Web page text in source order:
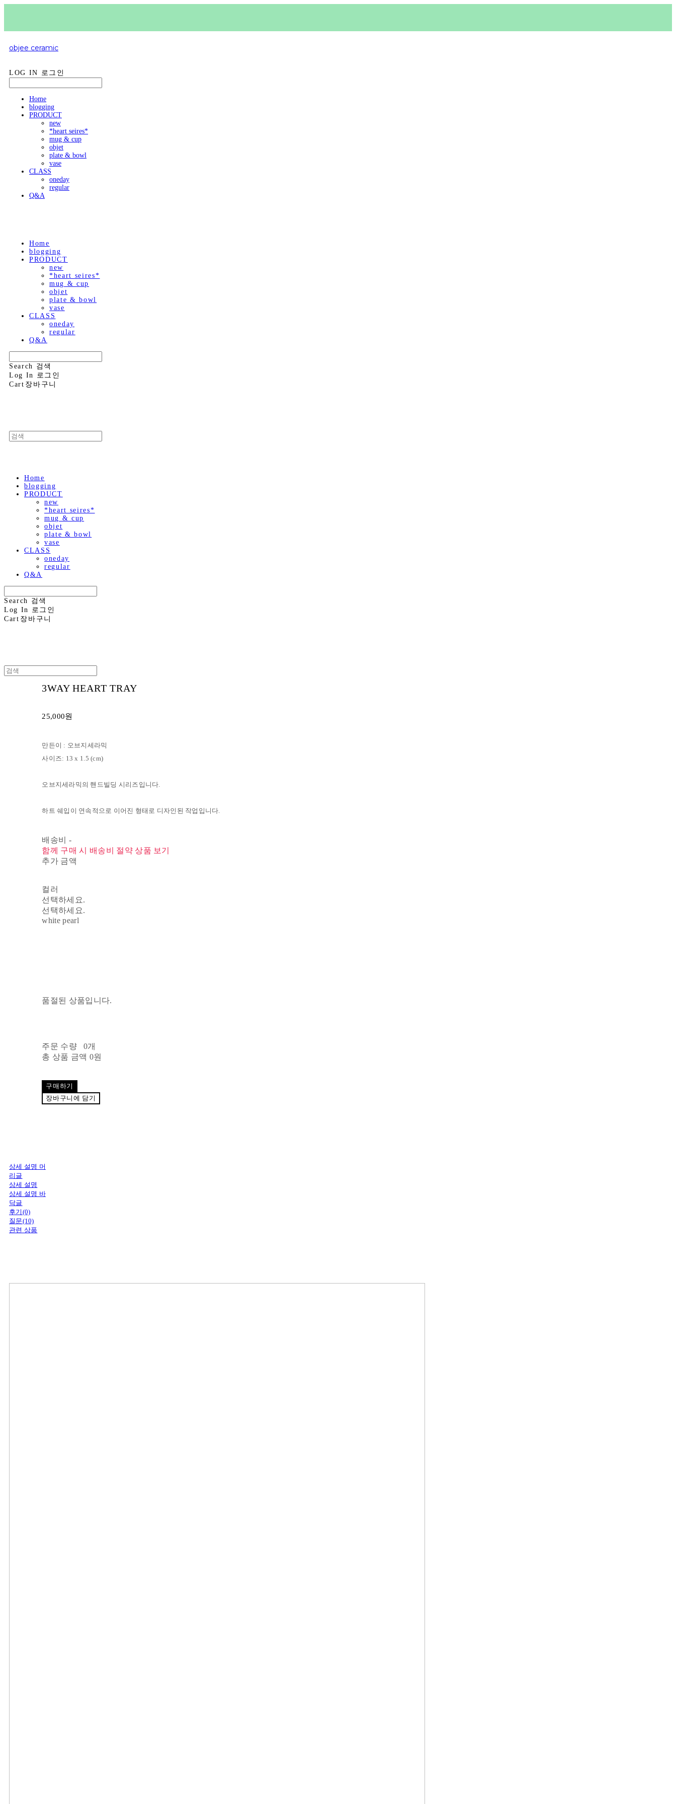
objee ceramic
LOG IN 로그인
Home
blogging
PRODUCT
new
*heart seires*
mug & cup
objet
plate & bowl
vase
CLASS
oneday
regular
Q&A
Home
blogging
PRODUCT
new
*heart seires*
mug & cup
objet
plate & bowl
vase
CLASS
oneday
regular
Q&A
Search 검색
Log In 로그인
Cart 장바구니
Home
blogging
PRODUCT
new
*heart seires*
mug & cup
objet
plate & bowl
vase
CLASS
oneday
regular
Q&A
Search 검색
Log In 로그인
Cart 장바구니
3WAY HEART TRAY
25,000원
만든이 : 오브지세라믹
사이즈: 13 x 1.5 (cm)
오브지세라믹의 핸드빌딩 시리즈입니다.
하트 쉐입이 연속적으로 이어진 형태로 디자인된 작업입니다.
배송비 -
함께 구매 시 배송비 절약 상품 보기
추가 금액
컬러
선택하세요.
선택하세요.
white pearl
품절된 상품입니다.
주문 수량
0개
총 상품 금액 0원
구매하기
장바구니에 담기
상세 설명 머
리글
상세 설명
상세 설명 바
닥글
후기(0)
질문(10)
관련 상품